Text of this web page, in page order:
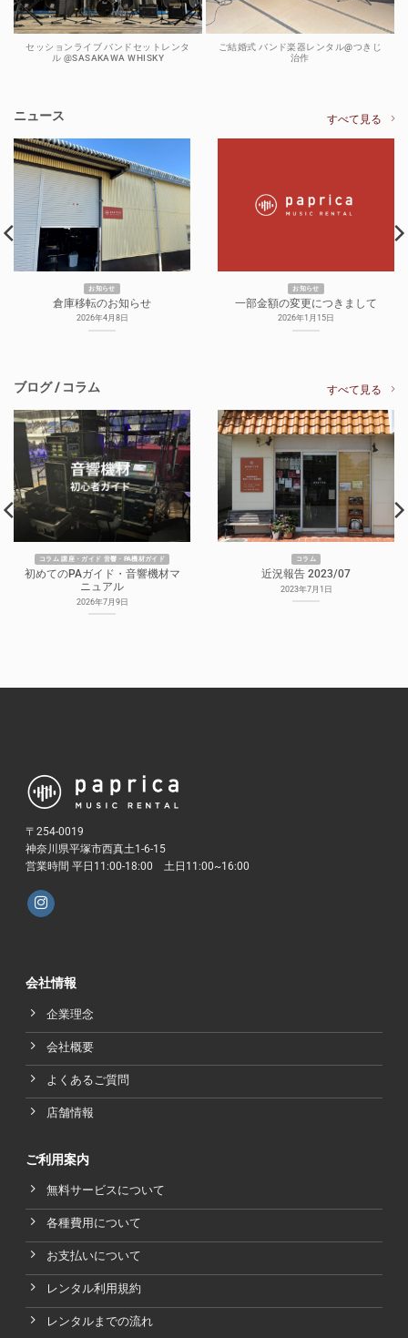
セッションライブ バンドセットレンタ
ル @SASAKAWA WHISKY
ご結婚式 バンド楽器レンタル@つきじ
治作
ニュース すべて見る
お知らせ
倉庫移転のお知らせ
2026年4月8日
お知らせ
一部金額の変更につきまして
2026年1月15日
ブログ / コラム すべて見る
コラム 講座・ガイド 音響・PA機材ガイド
初めてのPAガイド・音響機材マ
ニュアル
2026年7月9日
コラム
近況報告 2023/07
2023年7月1日
〒254-0019
神奈川県平塚市西真土1-6-15
営業時間 平日11:00-18:00 土日11:00~16:00
会社情報
企業理念
会社概要
よくあるご質問
店舗情報
ご利用案内
無料サービスについて
各種費用について
お支払いについて
レンタル利用規約
レンタルまでの流れ